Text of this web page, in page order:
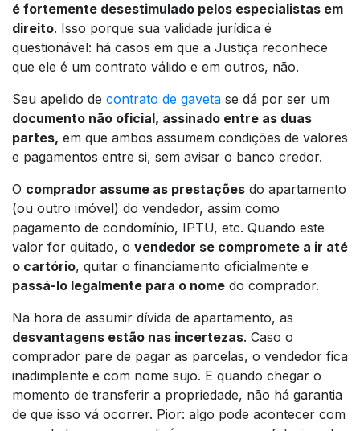
é fortemente desestimulado pelos especialistas em
direito. Isso porque sua validade jurídica é
questionável: há casos em que a Justiça reconhece
que ele é um contrato válido e em outros, não.
Seu apelido de contrato de gaveta se dá por ser um
documento não oficial, assinado entre as duas
partes, em que ambos assumem condições de valores
e pagamentos entre si, sem avisar o banco credor.
O comprador assume as prestações do apartamento
(ou outro imóvel) do vendedor, assim como
pagamento de condomínio, IPTU, etc. Quando este
valor for quitado, o vendedor se compromete a ir até
o cartório, quitar o financiamento oficialmente e
passá-lo legalmente para o nome do comprador.
Na hora de assumir dívida de apartamento, as
desvantagens estão nas incertezas. Caso o
comprador pare de pagar as parcelas, o vendedor fica
inadimplente e com nome sujo. E quando chegar o
momento de transferir a propriedade, não há garantia
de que isso vá ocorrer. Pior: algo pode acontecer com